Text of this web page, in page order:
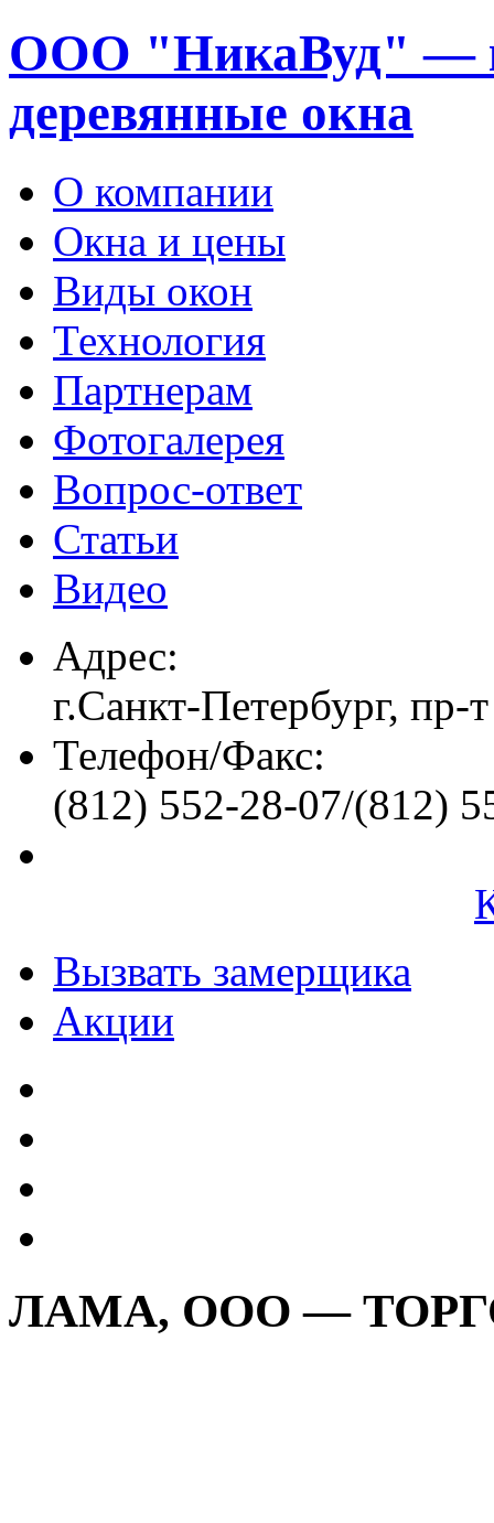
ООО "НикаВуд" —
деревянные окна
О компании
Окна и цены
Виды окон
Технология
Партнерам
Фотогалерея
Вопрос-ответ
Статьи
Видео
Адрес:
г.Санкт-Петербург, пр-
Телефон/Факс:
(812) 552-28-07/(812)
Вызвать замерщика
Акции
ЛАМА, ООО —